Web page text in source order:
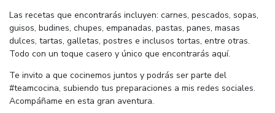
Las recetas que encontrarás incluyen: carnes, pescados, sopas,
guisos, budines, chupes, empanadas, pastas, panes, masas
dulces, tartas, galletas, postres e inclusos tortas, entre otras.
Todo con un toque casero y único que encontrarás aquí.
Te invito a que cocinemos juntos y podrás ser parte del
#teamcocina, subiendo tus preparaciones a mis redes sociales.
Acompáñame en esta gran aventura.